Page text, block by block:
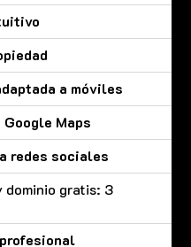
a móviles
Maps
redes sociales
dominio gratis: 3